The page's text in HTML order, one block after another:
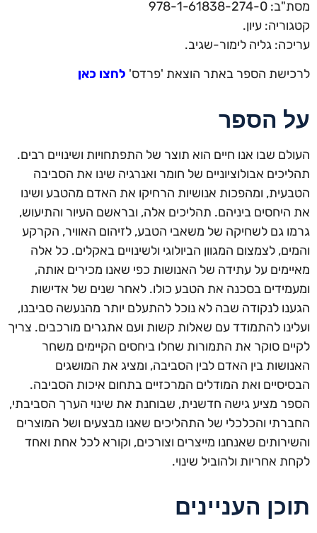
מסת"ב: 978-1-61838-274-0
קטגוריה: עיון.
עריכה: גליה לימור-שגיב.
לרכישת הספר באתר הוצאת 'פרדס' לחצו כאן
על הספר
העולם שבו אנו חיים הוא תוצר של התפתחויות ושינויים רבים.
תהליכים אבולוציוניים של חומר ואנרגיה שינו את הסביבה
הטבעית, ומהפכות אנושיות הרחיקו את האדם מהטבע ושינו
את היחסים ביניהם. תהליכים אלה, ובראשם העיור והתיעוש,
גרמו גם לשחיקה של משאבי הטבע, לזיהום האוויר, הקרקע
והמים, לצמצום המגוון הביולוגי ולשינויים באקלים. כל אלה
מאיימים על עתידה של האנושות כפי שאנו מכירים אותה,
ומעמידים בסכנה את הטבע כולו. לאחר שנים של אדישות
הגענו לנקודה שבה לא נוכל להתעלם יותר מהנעשה סביבנו,
ועלינו להתמודד עם שאלות קשות ועם אתגרים מורכבים. צריך
לקיים סוקר את התמורות שחלו ביחסים הקיימים משחר
האנושות בין האדם לבין הסביבה, ומציג את המושגים
הבסיסיים ואת המודלים המרכזיים בתחום איכות הסביבה.
הספר מציע גישה חדשנית, שבוחנת את שינוי הערך הסביבתי,
החברתי והכלכלי של התהליכים שאנו מבצעים ושל המוצרים
והשירותים שאנחנו מייצרים וצורכים, וקורא לכל אחת ואחד
לקחת אחריות ולהוביל שינוי.
תוכן העניינים